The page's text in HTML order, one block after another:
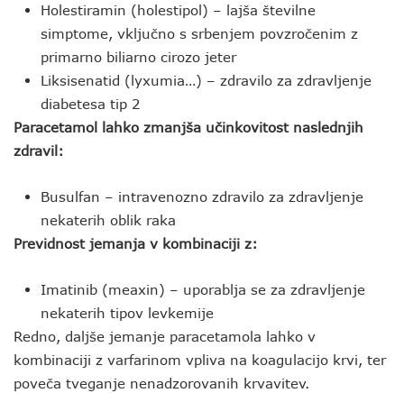
Holestiramin (holestipol) – lajša številne
simptome, vključno s srbenjem povzročenim z
primarno biliarno cirozo jeter
Liksisenatid (lyxumia…) – zdravilo za zdravljenje
diabetesa tip 2
Paracetamol lahko zmanjša učinkovitost naslednjih
zdravil:
Busulfan – intravenozno zdravilo za zdravljenje
nekaterih oblik raka
Previdnost jemanja v kombinaciji z:
Imatinib (meaxin) – uporablja se za zdravljenje
nekaterih tipov levkemije
Redno, daljše jemanje paracetamola lahko v
kombinaciji z varfarinom vpliva na koagulacijo krvi, ter
poveča tveganje nenadzorovanih krvavitev.